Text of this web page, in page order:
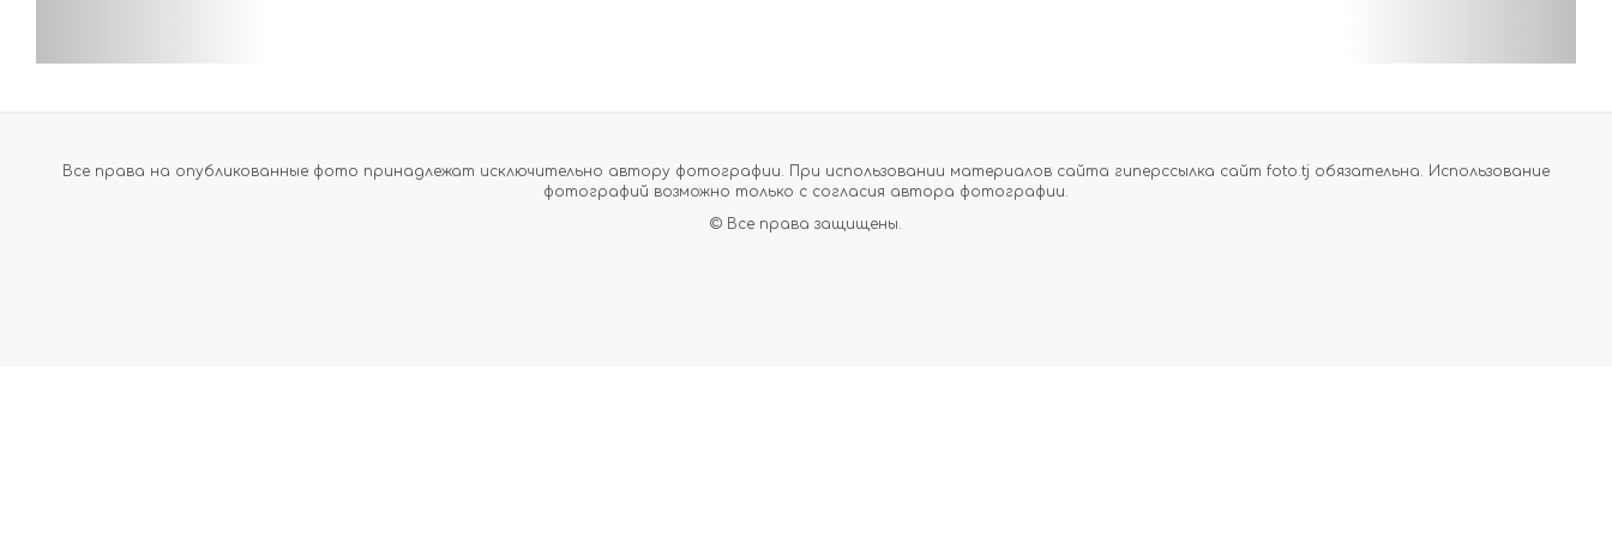
Все права на опубликованные фото принадлежат исключительно автору фотографии. При использовании материалов сайта гиперссылка сайт foto.tj обязательна. Использование
фотографий возможно только с согласия автора фотографии.
© Все права защищены.